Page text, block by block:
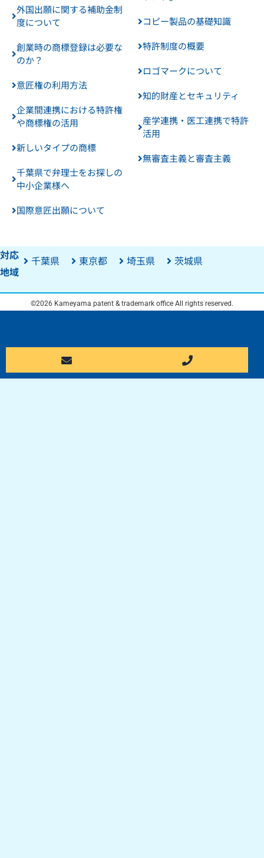
外国出願に関する補助金制
度について
創業時の商標登録は必要な
のか？
意匠権の利用方法
企業間連携における特許権
や商標権の活用
新しいタイプの商標
千葉県で弁理士をお探しの
中小企業様へ
国際意匠出願について
コピー製品の基礎知識
特許制度の概要
ロゴマークについて
知的財産とセキュリティ
産学連携・医工連携で特許
活用
無審査主義と審査主義
対応
地域
千葉県 東京都 埼玉県 茨城県
©2026 Kameyama patent & trademark office All rights reserved.